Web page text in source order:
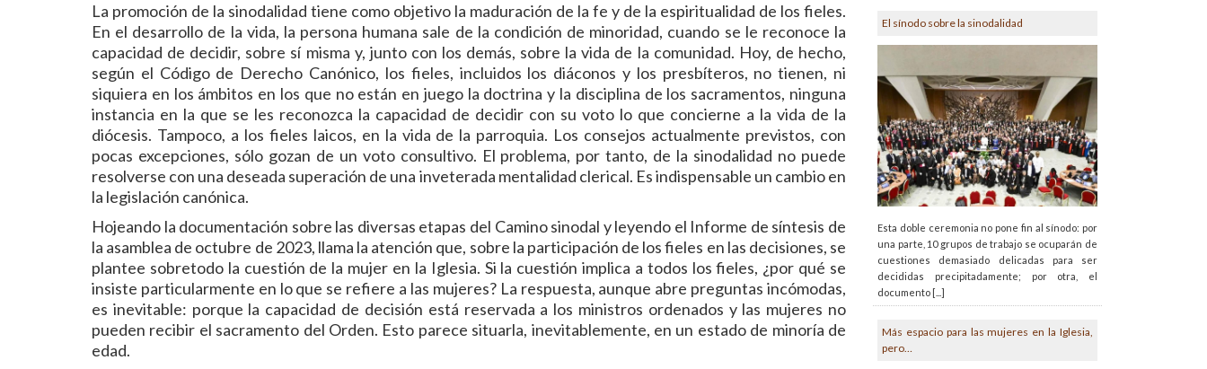
La promoción de la sinodalidad tiene como objetivo la maduración de la fe y de la espiritualidad de los fieles.
En el desarrollo de la vida, la persona humana sale de la condición de minoridad, cuando se le reconoce la
capacidad de decidir, sobre sí misma y, junto con los demás, sobre la vida de la comunidad. Hoy, de hecho,
según el Código de Derecho Canónico, los fieles, incluidos los diáconos y los presbíteros, no tienen, ni
siquiera en los ámbitos en los que no están en juego la doctrina y la disciplina de los sacramentos, ninguna
instancia en la que se les reconozca la capacidad de decidir con su voto lo que concierne a la vida de la
diócesis. Tampoco, a los fieles laicos, en la vida de la parroquia. Los consejos actualmente previstos, con
pocas excepciones, sólo gozan de un voto consultivo. El problema, por tanto, de la sinodalidad no puede
resolverse con una deseada superación de una inveterada mentalidad clerical. Es indispensable un cambio en
la legislación canónica.
Hojeando la documentación sobre las diversas etapas del Camino sinodal y leyendo el Informe de síntesis de
la asamblea de octubre de 2023, llama la atención que, sobre la participación de los fieles en las decisiones, se
plantee sobretodo la cuestión de la mujer en la Iglesia. Si la cuestión implica a todos los fieles, ¿por qué se
insiste particularmente en lo que se refiere a las mujeres? La respuesta, aunque abre preguntas incómodas,
es inevitable: porque la capacidad de decisión está reservada a los ministros ordenados y las mujeres no
pueden recibir el sacramento del Orden. Esto parece situarla, inevitablemente, en un estado de minoría de
edad.
El sínodo sobre la sinodalidad
Esta doble ceremonia no pone fin al sínodo: por
una parte, 10 grupos de trabajo se ocuparán de
cuestiones demasiado delicadas para ser
decididas precipitadamente; por otra, el
documento [...]
Más espacio para las mujeres en la Iglesia,
pero…